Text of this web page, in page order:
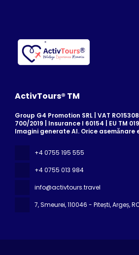
ActivTours® TM
Group G4 Promotion SRL | VAT
700/2019 | Insurance I 60154 | EU TM
Imagini generate AI. Orice
+4 0755 195 555
+4 0755 013 984
info@activtours.travel
7, Smeurei, 110046 - Pitești, Argeș,